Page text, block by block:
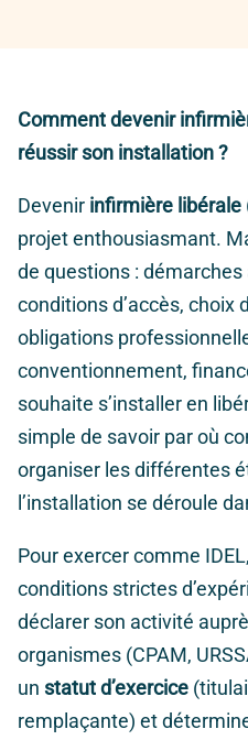
Comment devenir
réussir son installation ?
Devenir infirmière libérale
projet enthousiasmant.
de questions :
conditions d’accès, choix
obligations
conventionnement,
souhaite s’installer en
simple de savoir par où
organiser les différentes
l’installation se déroule
Pour exercer comme
conditions strictes
déclarer son activité
organismes (CPAM,
un statut d’exercice
remplaçante) et